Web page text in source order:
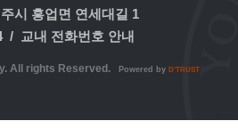
시 흥업면 연세대길 1
/ 교내 전화번호 안내
All rights Reserved. Powered by D'TRUST